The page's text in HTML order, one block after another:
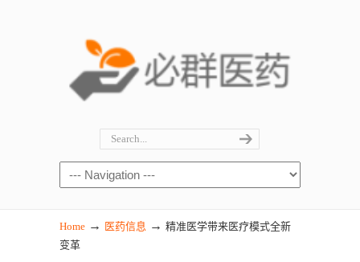
Home → 医药信息 → 精准医学带来医疗模式全新
变革